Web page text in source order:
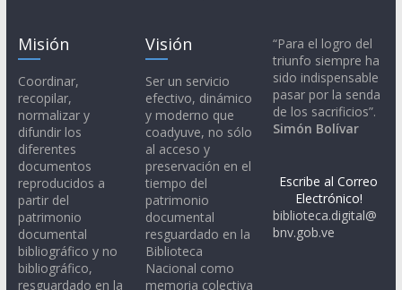
Misión
Coordinar,
recopilar,
normalizar y
difundir los
diferentes
documentos
reproducidos a
partir del
patrimonio
documental
bibliográfico y no
bibliográfico,
resguardado en la
Visión
Ser un servicio
efectivo, dinámico
y moderno que
coadyuve, no sólo
al acceso y
preservación en el
tiempo del
patrimonio
documental
resguardado en la
Biblioteca
Nacional como
memoria colectiva
“Para el logro del
triunfo siempre ha
sido indispensable
pasar por la senda
de los sacrificios”.
Simón Bolívar
Escribe al Correo
Electrónico!
biblioteca.digital@
bnv.gob.ve